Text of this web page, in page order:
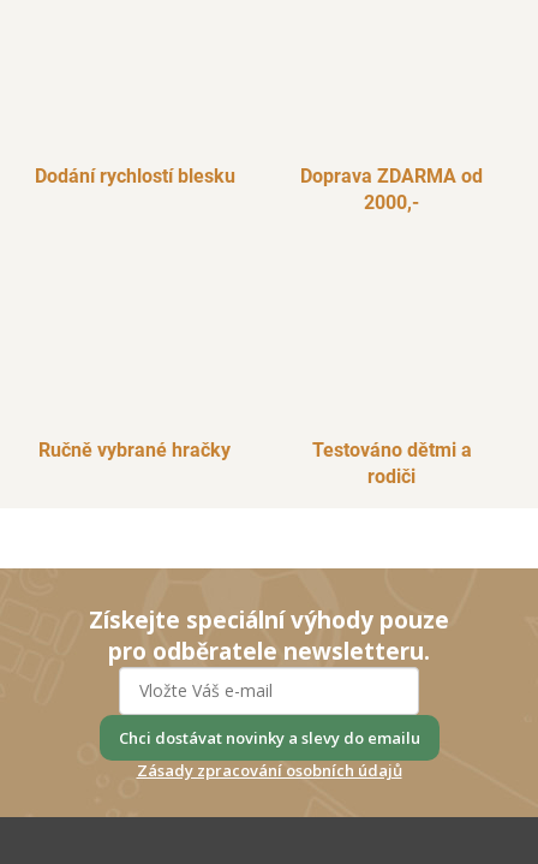
Dodání rychlostí blesku
Doprava ZDARMA od
2000,-
Ručně vybrané hračky
Testováno dětmi a
rodiči
Získejte speciální výhody pouze
pro odběratele newsletteru.
Chci dostávat novinky a slevy do emailu
Zásady zpracování osobních údajů